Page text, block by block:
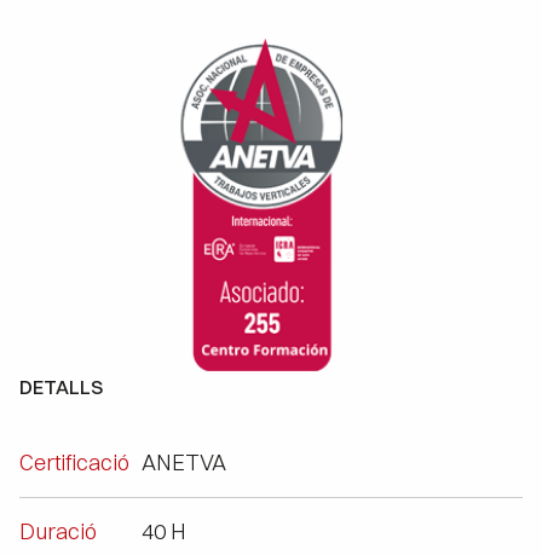
DETALLS
Certificació ANETVA
Duració 40 H